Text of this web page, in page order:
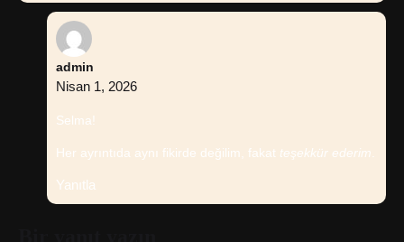
admin
Nisan 1, 2026
Selma!
Her ayrıntıda aynı fikirde değilim, fakat teşekkür ederim
Yanıtla